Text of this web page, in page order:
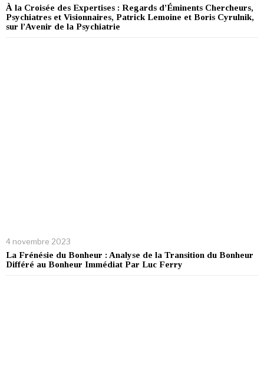
À la Croisée des Expertises : Regards d’Éminents Chercheurs,
Psychiatres et Visionnaires, Patrick Lemoine et Boris Cyrulnik,
sur l’Avenir de la Psychiatrie
4 novembre 2023
La Frénésie du Bonheur : Analyse de la Transition du Bonheur
Différé au Bonheur Immédiat Par Luc Ferry